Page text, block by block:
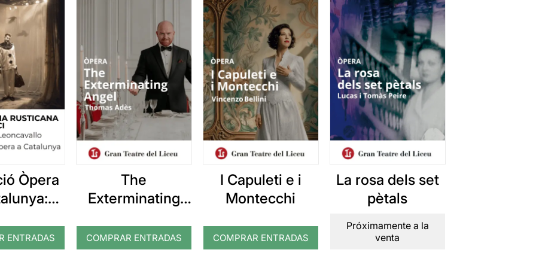
Òpera
i
ENTRADAS
The
Exterminating
COMPRAR ENTRADAS
I Capuleti e i
Montecchi
COMPRAR ENTRADAS
La rosa dels set
pètals
Próximamente a la
venta